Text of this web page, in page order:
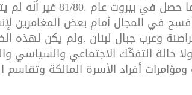
حصل في بيروت عام 81/80.غيرأنّه لم
في المجال أمام بعض المغامرين
وعرب جبال لبنان .ولم يكن لهذه
حالة التفكّك الاجتماعي والسياسي
ومؤامرات أفراد الأسرة المالكة وتقاسم